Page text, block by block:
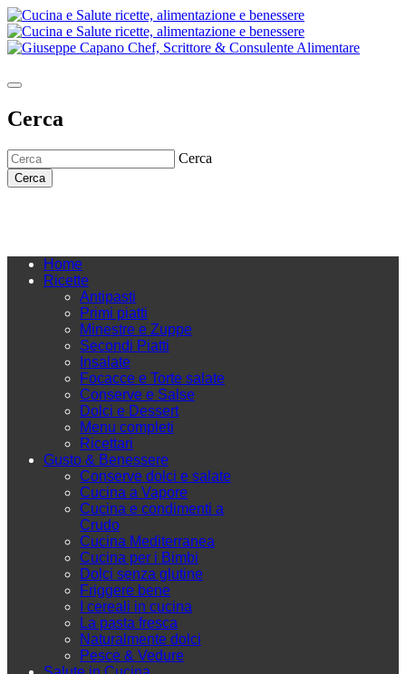
Cerca
Cerca
Cerca
Home
Ricette
Antipasti
Primi piatti
Minestre e Zuppe
Secondi Piatti
Insalate
Focacce e Torte salate
Conserve e Salse
Dolci e Dessert
Menu completi
Ricettari
Gusto & Benessere
Conserve dolci e salate
Cucina a Vapore
Cucina e condimenti a
Crudo
Cucina Mediterranea
Cucina per i Bimbi
Dolci senza glutine
Friggere bene
I cereali in cucina
La pasta fresca
Naturalmente dolci
Pesce & Vedure